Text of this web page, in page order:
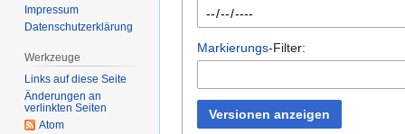
Markierungs-Filter:
Versionen anzeigen
Impressum
Datenschutzerklärung
Werkzeuge
Links auf diese Seite
Änderungen an
verlinkten Seiten
Atom